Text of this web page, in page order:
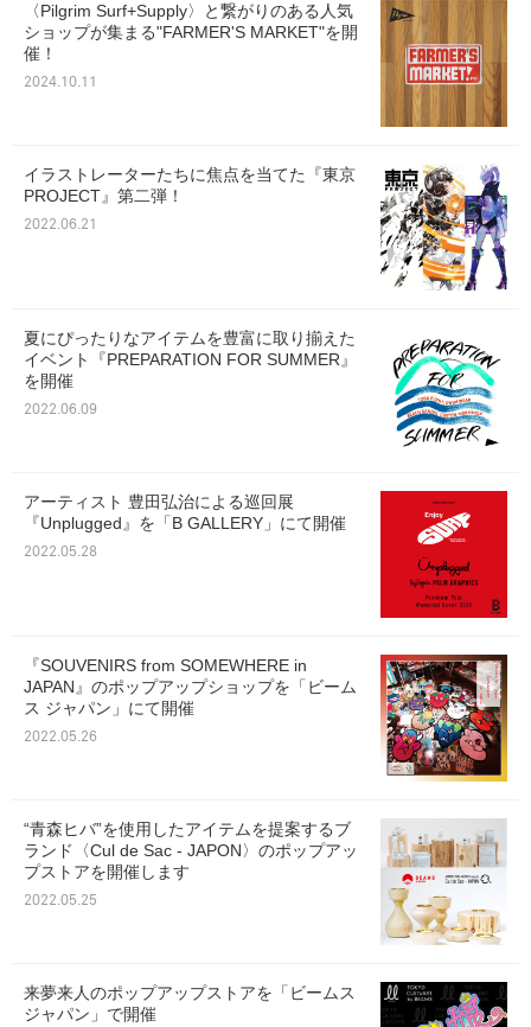
〈Pilgrim Surf+Supply〉と繋がりのある人気
ショップが集まる"FARMER'S MARKET"を開
催！
2024.10.11
イラストレーターたちに焦点を当てた『東京
PROJECT』第二弾！
2022.06.21
夏にぴったりなアイテムを豊富に取り揃えた
イベント『PREPARATION FOR SUMMER』
を開催
2022.06.09
アーティスト 豊田弘治による巡回展
『Unplugged』を「B GALLERY」にて開催
2022.05.28
『SOUVENIRS from SOMEWHERE in
JAPAN』のポップアップショップを「ビーム
ス ジャパン」にて開催
2022.05.26
“青森ヒバ”を使用したアイテムを提案するブ
ランド〈Cul de Sac - JAPON〉のポップアッ
プストアを開催します
2022.05.25
来夢来人のポップアップストアを「ビームス
ジャパン」で開催